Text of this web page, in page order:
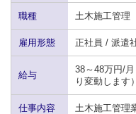
職種 土木施工管理
雇用形態 正社員 / 派遣
給与
38～48万円/
り変動します）
仕事内容 土木施工管理